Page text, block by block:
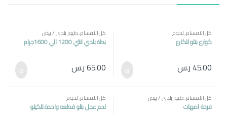
كل الاقسام,لحوم
كوارع بتلو للكارع
45.00 ر.س
كل الاقسام,طيور بلدي / بيض
بطة بلدي انثي 1200 الي 1600جرام
65.00ر.س
كل الاقسام,طيور بلدي / بيض
فرخة امهات
كل الاقسام,لحوم
لحم عجل بتلو قطعه واحدة للكيلو